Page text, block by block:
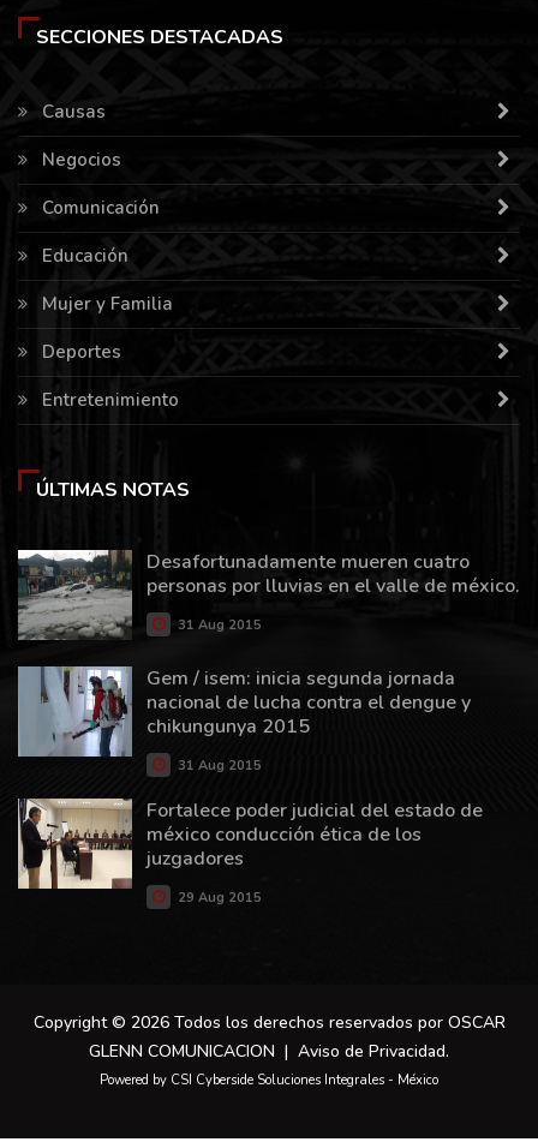
SECCIONES DESTACADAS
Causas
Negocios
Comunicación
Educación
Mujer y Familia
Deportes
Entretenimiento
ÚLTIMAS NOTAS
Desafortunadamente mueren cuatro
personas por lluvias en el valle de méxico.
31 Aug 2015
Gem / isem: inicia segunda jornada
nacional de lucha contra el dengue y
chikungunya 2015
31 Aug 2015
Fortalece poder judicial del estado de
méxico conducción ética de los
juzgadores
29 Aug 2015
Copyright © 2026 Todos los derechos reservados por OSCAR
GLENN COMUNICACION | Aviso de Privacidad.
Powered by CSI Cyberside Soluciones Integrales - México